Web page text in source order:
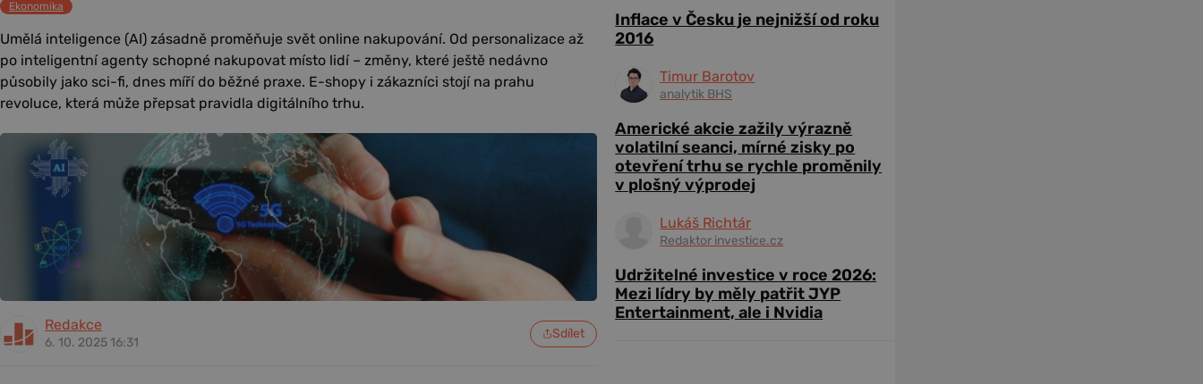
Ekonomika
Umělá inteligence (AI) zásadně proměňuje svět online nakupování. Od personalizace až
po inteligentní agenty schopné nakupovat místo lidí – změny, které ještě nedávno
působily jako sci-fi, dnes míří do běžné praxe. E-shopy i zákazníci stojí na prahu
revoluce, která může přepsat pravidla digitálního trhu.
Redakce
6. 10. 2025 16:31
Sdílet
Inflace v Česku je nejnižší od roku
2016
Timur Barotov
analytik BHS
Americké akcie zažily výrazně
volatilní seanci, mírné zisky po
otevření trhu se rychle proměnily
v plošný výprodej
Lukáš Richtár
Redaktor investice.cz
Udržitelné investice v roce 2026:
Mezi lídry by měly patřit JYP
Entertainment, ale i Nvidia